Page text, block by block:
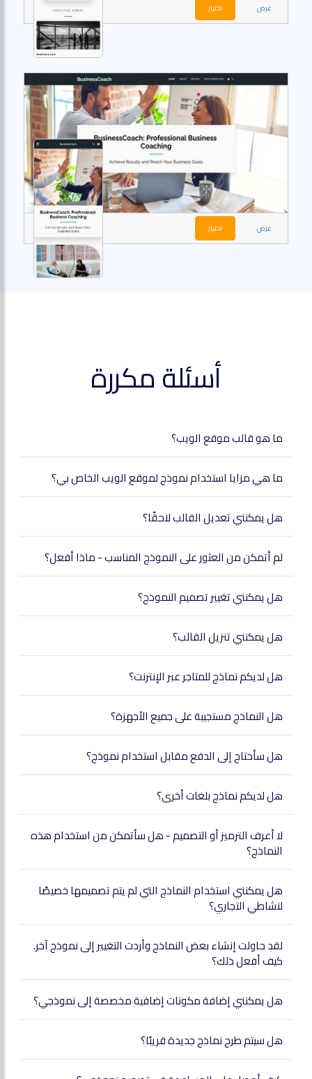
عرض اختيار
عرض اختيار
أسئلة مكررة
ما هو قالب موقع الويب؟
ما هي مزايا استخدام نموذج لموقع الويب الخاص بي؟
هل يمكنني تعديل القالب لاحقًا؟
لم أتمكن من العثور على النموذج المناسب - ماذا أفعل؟
هل يمكنني تغيير تصميم النموذج؟
هل يمكنني تنزيل القالب؟
هل لديكم نماذج للمتاجر عبر الإنترنت؟
هل النماذج مستجيبة على جميع الأجهزة؟
هل سأحتاج إلى الدفع مقابل استخدام نموذج؟
هل لديكم نماذج بلغات أخرى؟
لا أعرف الترميز أو التصميم - هل سأتمكن من استخدام هذه
النماذج؟
هل يمكنني استخدام النماذج التي لم يتم تصميمها خصيصًا
لنشاطي التجاري؟
لقد حاولت إنشاء بعض النماذج وأردت التغيير إلى نموذج آخر.
كيف أفعل ذلك؟
هل يمكنني إضافة مكونات إضافية مخصصة إلى نموذجي؟
هل سيتم طرح نماذج جديدة قريبًا؟